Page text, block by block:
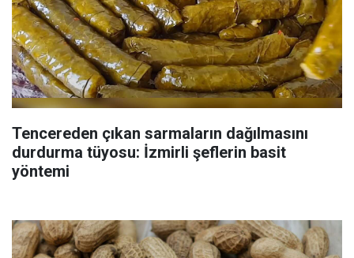
Tencereden çıkan sarmaların dağılmasını
durdurma tüyosu: İzmirli şeflerin basit
yöntemi